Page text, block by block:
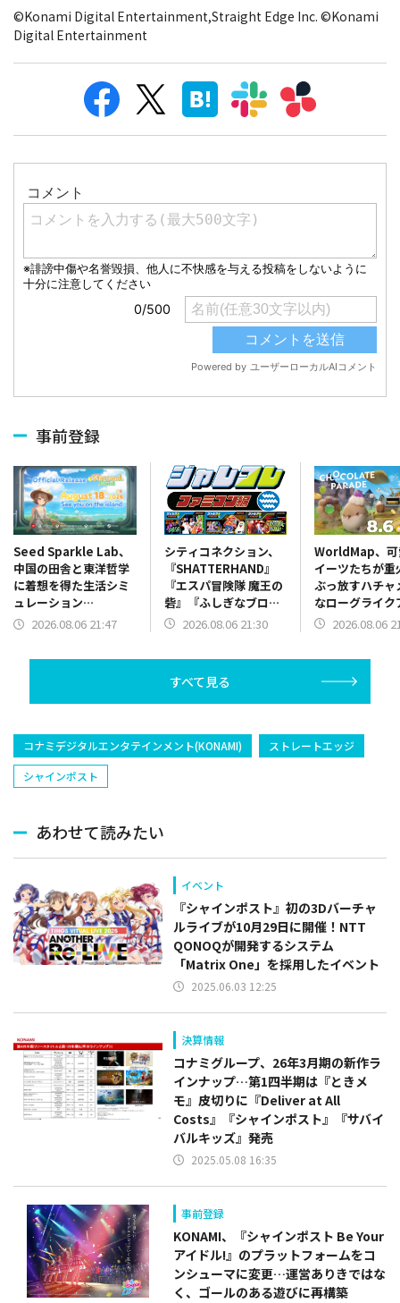
©Konami Digital Entertainment,Straight Edge Inc. ©Konami
Digital Entertainment
事前登録
Seed Sparkle Lab、
中国の田舎と東洋哲学
に着想を得た生活シミ
ュレーション
『Starsand Island』
2026.08.06 21:47
シティコネクション、
『SHATTERHAND』
『エスパ冒険隊 魔王の
砦』『ふしぎなブロビ
ー ブロバニアの危機』
2026.08.06 21:30
WorldMap、可
イーツたちが重
ぶっ放すハチャ
なローグライク
ョン『チョコレ
2026.08.06
すべて見る
コナミデジタルエンタテインメント(KONAMI)
ストレートエッジ
シャインポスト
あわせて読みたい
イベント
『シャインポスト』初の3Dバーチャ
ルライブが10月29日に開催！NTT
QONOQが開発するシステム
「Matrix One」を採用したイベント
2025.06.03 12:25
決算情報
コナミグループ、26年3月期の新作ラ
インナップ…第1四半期は『ときメ
モ』皮切りに『Deliver at All
Costs』『シャインポスト』『サバイ
バルキッズ』発売
2025.05.08 16:35
事前登録
KONAMI、『シャインポスト Be Your
アイドル!』のプラットフォームをコ
ンシューマに変更…運営ありきではな
く、ゴールのある遊びに再構築